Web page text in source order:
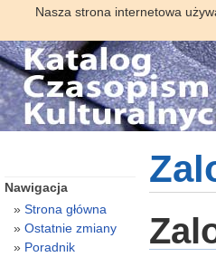
Nasza strona internetowa
Nawigacja
Strona główna
Ostatnie zmiany
Poradnik